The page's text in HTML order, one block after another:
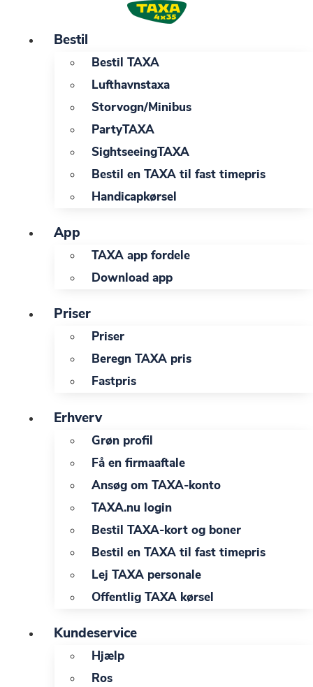
indhold
Bestil
Bestil TAXA
Lufthavnstaxa
Storvogn/Minibus
PartyTAXA
SightseeingTAXA
Bestil en TAXA til fast timepris
Handicapkørsel
App
TAXA app fordele
Download app
Priser
Priser
Beregn TAXA pris
Fastpris
Erhverv
Grøn profil
Få en firmaaftale
Ansøg om TAXA-konto
TAXA.nu login
Bestil TAXA-kort og boner
Bestil en TAXA til fast timepris
Lej TAXA personale
Offentlig TAXA kørsel
Kundeservice
Hjælp
Ros